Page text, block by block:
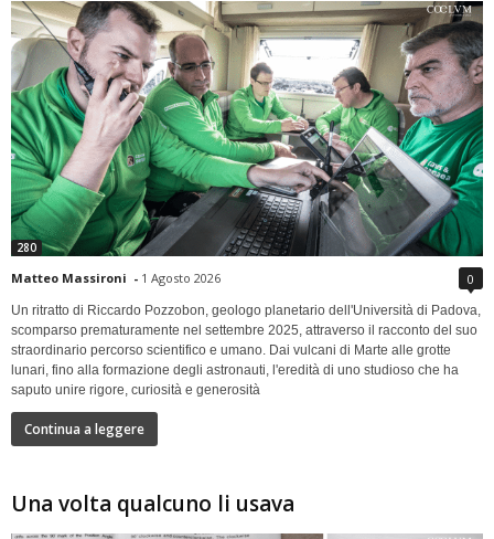
280
Matteo Massironi - 1 Agosto 2026 0
Un ritratto di Riccardo Pozzobon, geologo planetario dell'Università di Padova,
scomparso prematuramente nel settembre 2025, attraverso il racconto del suo
straordinario percorso scientifico e umano. Dai vulcani di Marte alle grotte
lunari, fino alla formazione degli astronauti, l'eredità di uno studioso che ha
saputo unire rigore, curiosità e generosità
Continua a leggere
Una volta qualcuno li usava